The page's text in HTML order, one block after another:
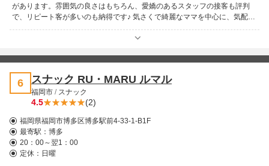
があります。雰囲気の良さはもちろん、愛嬌のあるスタッフの接客も評判
で、リピート客が多いのも納得です♪ 気さくで綺麗なママを中心に、気配り
の行き届いたスタッフが揃い、いつ来ても変わらない温かなおもてなし。女
の子は博多美人が多く、会話も楽しく、癒される時間が流れています。 出
りと伝わってきます。また来たくなる、そんな魅力に満ちた一軒です！
6 スナック RU・MARU ルマル
福岡市 / スナック
4.5 (2)
福岡県福岡市博多区博多駅前4-33-1-B1F
最寄駅： 博多
20：00～翌1：00
定休：日曜